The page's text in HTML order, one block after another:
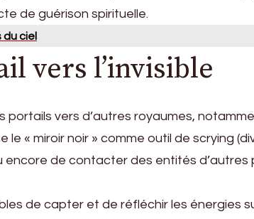
de guérison spirituelle.
ciel
vers l’invisible
vers d’autres royaumes,
« miroir noir » comme outil de scrying
encore de contacter des entités d’autres
de capter et de réfléchir les énergies